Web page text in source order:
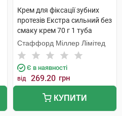
Крем для фіксації зубних
протезів Екстра сильний без
смаку крем 70 г 1 туба
Стаффорд Міллер Лімітед
Є в наявності
від 269.20 грн
КУПИТИ